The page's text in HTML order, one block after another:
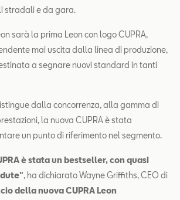
stradali e da gara.
sarà la prima Leon con logo CUPRA,
mai uscita dalla linea di produzione,
a segnare nuovi standard in tanti
dalla concorrenza, alla gamma di
la nuova CUPRA è stata
un punto di riferimento nel segmento.
è stata un bestseller, con quasi
, ha dichiarato Wayne Griffiths, CEO di
della nuova CUPRA Leon